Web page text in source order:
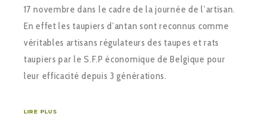
17 novembre dans le cadre de la journée de l’artisan.
En effet les taupiers d’antan sont reconnus comme
véritables artisans régulateurs des taupes et rats
taupiers par le S.F.P économique de Belgique pour
leur efficacité depuis 3 générations.
LIRE PLUS